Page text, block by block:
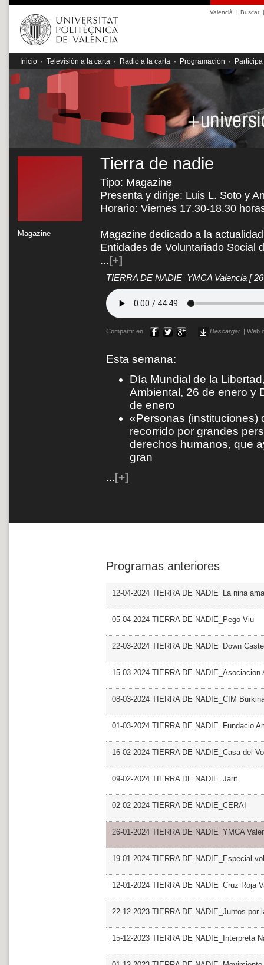
Valencià | Buscar|
Inicio · Televisión a la carta · Radio a la carta · Programación · Participa
Magazine
Tierra de nadie
Tipo: Magazine
Presenta y dirige: Luis L. Soto y
Horario: Viernes 17.30-18.30
Magazine dedicado a la
Entidades de Voluntariado Social
...[+]
TIERRA DE NADIE_YMCA Valencia [
Compartir en Descargar Web
Esta semana:
Día Mundial de la
Ambiental, 26 de enero y
de enero
«Personas (instituciones)
recorrido por grandes
derechos humanos, que
gran
...[+]
Programas anteriores
12-04-2024 TIERRA DE NADIE_La nina
05-04-2024 TIERRA DE NADIE_Pego Viu
22-03-2024 TIERRA DE NADIE_Down
15-03-2024 TIERRA DE NADIE_Asociacion
08-03-2024 TIERRA DE NADIE_CIM
01-03-2024 TIERRA DE NADIE_Fundacio
16-02-2024 TIERRA DE NADIE_Casa del
09-02-2024 TIERRA DE NADIE_Jarit
02-02-2024 TIERRA DE NADIE_CERAI
26-01-2024 TIERRA DE NADIE_YMCA
19-01-2024 TIERRA DE NADIE_Especial
12-01-2024 TIERRA DE NADIE_Cruz Roja
22-12-2023 TIERRA DE NADIE_Juntos por
15-12-2023 TIERRA DE NADIE_Interpreta